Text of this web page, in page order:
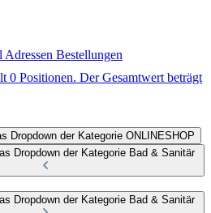
Adressen Bestellungen
0 Positionen. Der Gesamtwert beträgt
Dropdown der Kategorie ONLINESHOP
Dropdown der Kategorie Bad & Sanitär
Dropdown der Kategorie Bad & Sanitär